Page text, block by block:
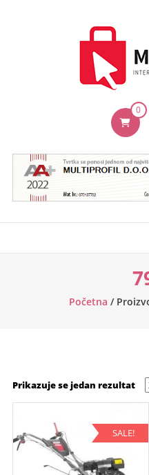
Internetska
trgovina
alata
0
Početna /
Prikazuje se jedan rezultat
SALE!